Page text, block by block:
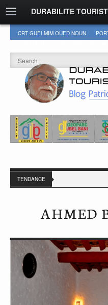
DURABILITE
CRT GUELMIM OUED NOUN
TENDANCE
AHMED